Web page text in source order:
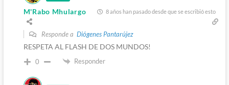
M'Rabo Mhulargo 8 años han pasado desde que se escribió esto
Responde a Diógenes Pantarújez
RESPETA AL FLASH DE DOS MUNDOS!
0 Responder